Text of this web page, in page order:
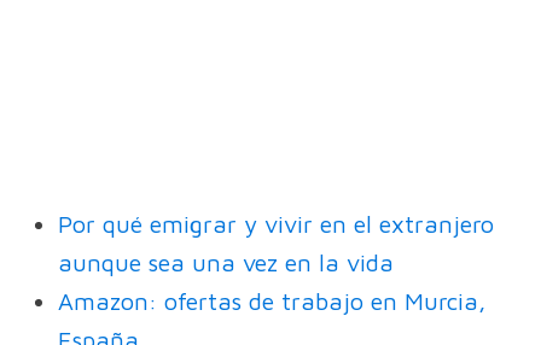
Por qué emigrar y vivir en el extranjero
aunque sea una vez en la vida
Amazon: ofertas de trabajo en Murcia,